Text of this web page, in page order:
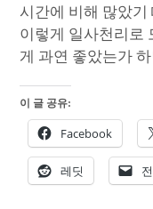
시간에 비해 많았
이렇게 일사천리로
게 과연 좋았는가
이 글 공유:
Facebook
레딧